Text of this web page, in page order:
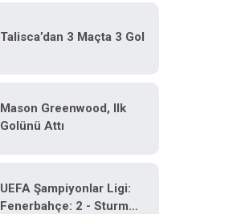
Talisca’dan 3 Maçta 3 Gol
Mason Greenwood, Ilk
Golünü Attı
UEFA Şampiyonlar Ligi:
Fenerbahçe: 2 - Sturm